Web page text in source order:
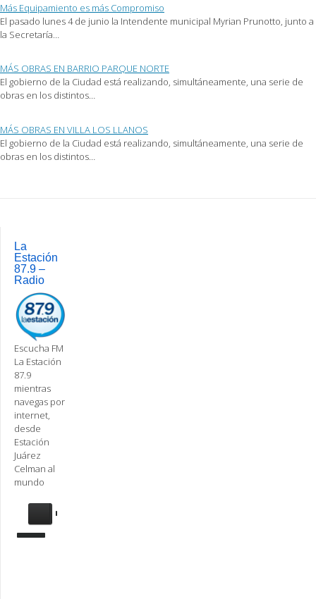
Más Equipamiento es más Compromiso
El pasado lunes 4 de junio la Intendente municipal Myrian Prunotto, junto a
la Secretaría…
MÁS OBRAS EN BARRIO PARQUE NORTE
El gobierno de la Ciudad está realizando, simultáneamente, una serie de
obras en los distintos…
MÁS OBRAS EN VILLA LOS LLANOS
El gobierno de la Ciudad está realizando, simultáneamente, una serie de
obras en los distintos…
navigation
La
Estación
87.9 –
Radio
Escucha FM
La Estación
87.9
mientras
navegas por
internet,
desde
Estación
Juárez
Celman al
mundo